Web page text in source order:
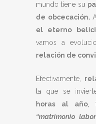
mundo tiene su
de obcecación.
el eterno
vamos a
relación de
Efectivamente,
la que se
horas al año,
“matrimonio